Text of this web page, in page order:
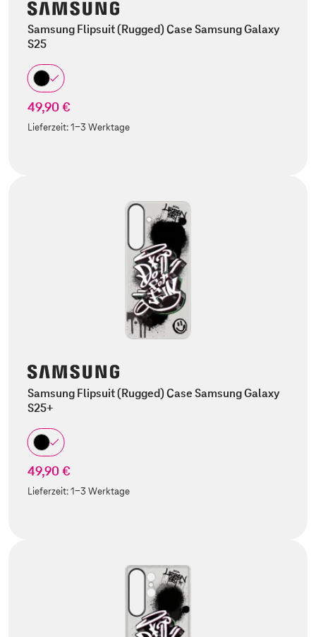
Samsung Flipsuit (Rugged) Case Samsung Galaxy
S25
49,90 €
Lieferzeit:1-3 Werktage
Samsung Flipsuit (Rugged) Case Samsung Galaxy
S25+
49,90 €
Lieferzeit:1-3 Werktage